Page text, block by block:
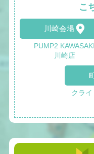
こ
川崎会場
PUMP2 KAWASAKI
川崎店
クラ